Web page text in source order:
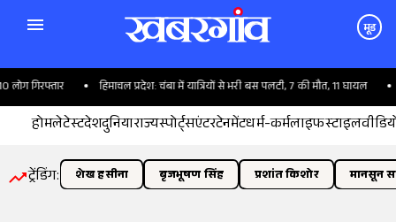
मूड
गिरफ्तार हिमाचल प्रदेश: चंबा में यात्रियों से भरी बस पलटी, 7 की मौत, 11 घायल
होमलेटेस्टदेशदुनियाराज्यस्पोर्ट्सएंटरटेनमेंटधर्म-कर्मलाइफस्टाइल
ट्रेंडिंग: शेख हसीना बृजभूषण सिंह प्रशांत किशोर मानसून